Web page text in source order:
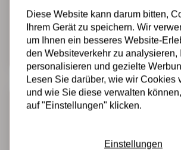
30,5x30,5cm Corn
€0,50 Auf Lager
Schnell
hinzufügen
€0,50
Schnell
Diese Website kann darum bitten,
Ihrem Gerät zu speichern. Wir
um Ihnen ein besseres Website-
den Websiteverkehr zu analysieren,
personalisieren und gezielte
Lesen Sie darüber, wie wir Cookies
und wie Sie diese verwalten
auf "Einstellungen" klicken.
Einstellungen